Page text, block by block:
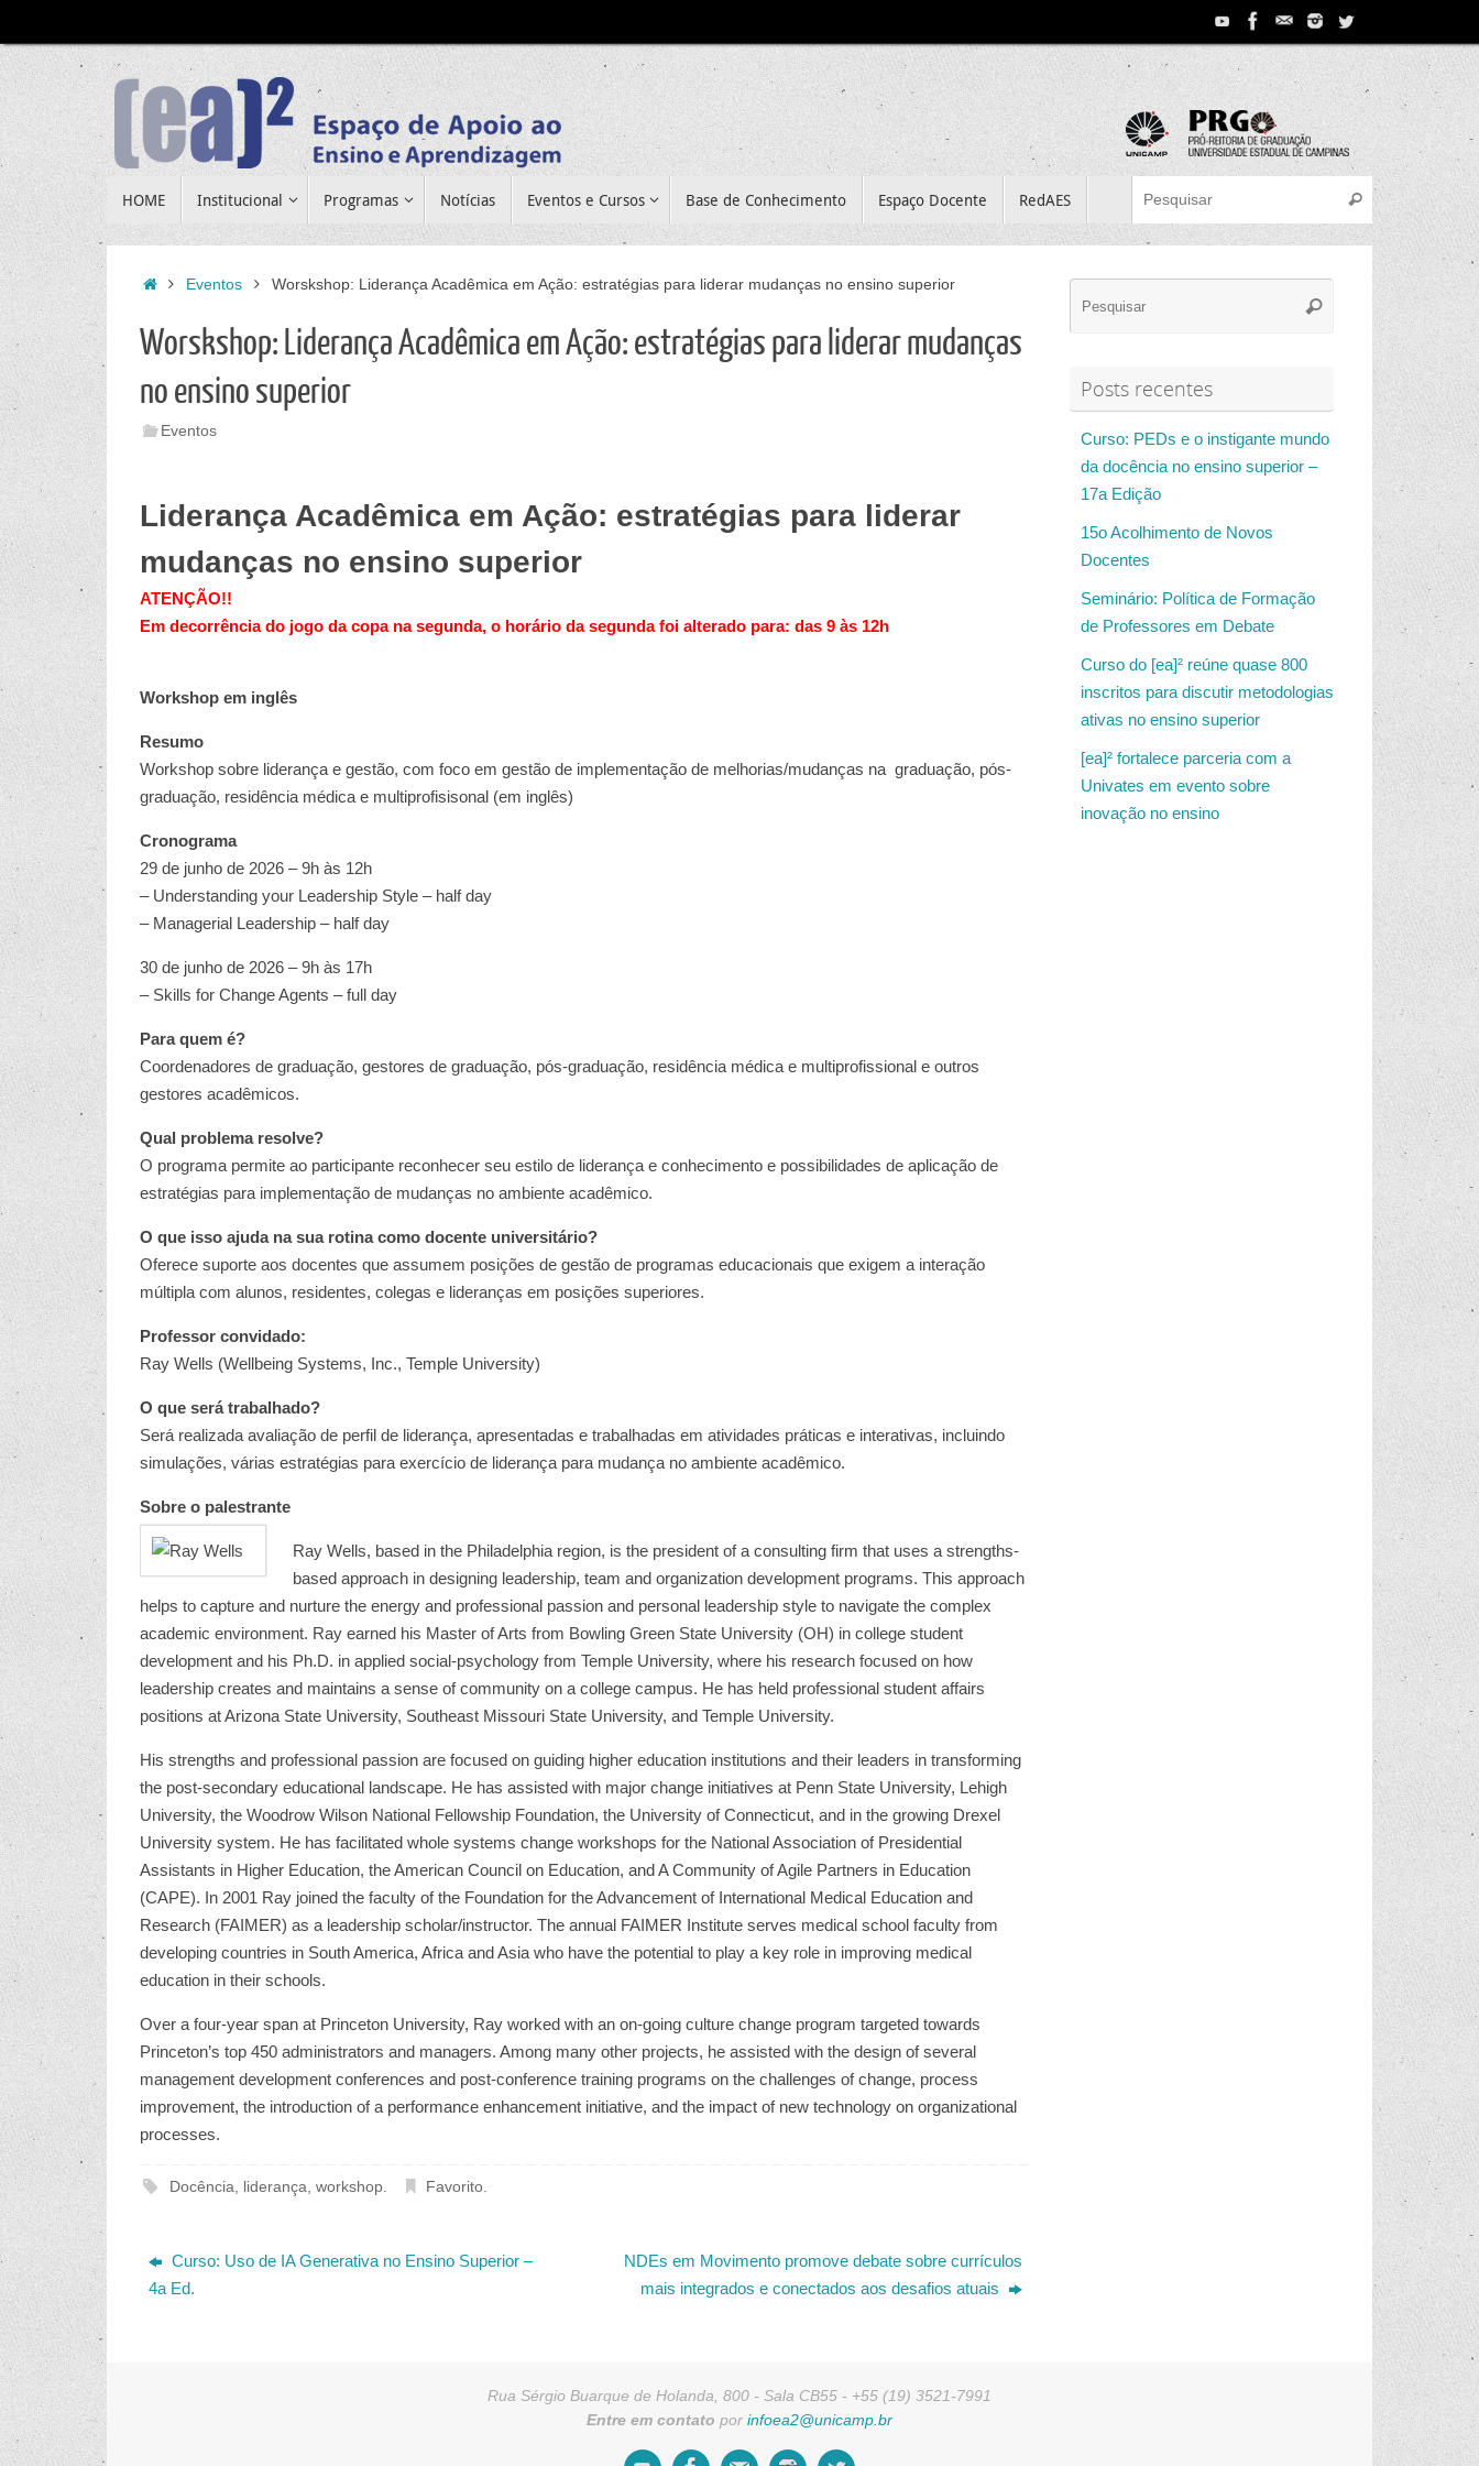
para
conteúdo
para
conteúdo
HOME Institucional Programas Notícias Eventos e Cursos Base de Conhecimento Espaço Docente RedAES
Search for:
Pesquisar
HomeEventos Worskshop: Liderança Acadêmica em Ação: estratégias para liderar mudanças no ensino superior
Worskshop: Liderança Acadêmica em Ação: estratégias para liderar mudanças
no ensino superior
Eventos
Liderança Acadêmica em Ação: estratégias para liderar
mudanças no ensino superior
ATENÇÃO!!
Em decorrência do jogo da copa na segunda, o horário da segunda foi alterado para: das 9 às 12h
Workshop em inglês
Resumo
Workshop sobre liderança e gestão, com foco em gestão de implementação de melhorias/mudanças na graduação, pós-
graduação, residência médica e multiprofisisonal (em inglês)
Cronograma
29 de junho de 2026 – 9h às 12h
– Understanding your Leadership Style – half day
– Managerial Leadership – half day
30 de junho de 2026 – 9h às 17h
– Skills for Change Agents – full day
Para quem é?
Coordenadores de graduação, gestores de graduação, pós-graduação, residência médica e multiprofissional e outros
gestores acadêmicos.
Qual problema resolve?
O programa permite ao participante reconhecer seu estilo de liderança e conhecimento e possibilidades de aplicação de
estratégias para implementação de mudanças no ambiente acadêmico.
O que isso ajuda na sua rotina como docente universitário?
Oferece suporte aos docentes que assumem posições de gestão de programas educacionais que exigem a interação
múltipla com alunos, residentes, colegas e lideranças em posições superiores.
Professor convidado:
Ray Wells (Wellbeing Systems, Inc., Temple University)
O que será trabalhado?
Será realizada avaliação de perfil de liderança, apresentadas e trabalhadas em atividades práticas e interativas, incluindo
simulações, várias estratégias para exercício de liderança para mudança no ambiente acadêmico.
Sobre o palestrante
Ray Wells, based in the Philadelphia region, is the president of a consulting firm that uses a strengths-
based approach in designing leadership, team and organization development programs. This approach
helps to capture and nurture the energy and professional passion and personal leadership style to navigate the complex
academic environment. Ray earned his Master of Arts from Bowling Green State University (OH) in college student
development and his Ph.D. in applied social-psychology from Temple University, where his research focused on how
leadership creates and maintains a sense of community on a college campus. He has held professional student affairs
positions at Arizona State University, Southeast Missouri State University, and Temple University.
His strengths and professional passion are focused on guiding higher education institutions and their leaders in transforming
the post-secondary educational landscape. He has assisted with major change initiatives at Penn State University, Lehigh
University, the Woodrow Wilson National Fellowship Foundation, the University of Connecticut, and in the growing Drexel
University system. He has facilitated whole systems change workshops for the National Association of Presidential
Assistants in Higher Education, the American Council on Education, and A Community of Agile Partners in Education
(CAPE). In 2001 Ray joined the faculty of the Foundation for the Advancement of International Medical Education and
Research (FAIMER) as a leadership scholar/instructor. The annual FAIMER Institute serves medical school faculty from
developing countries in South America, Africa and Asia who have the potential to play a key role in improving medical
education in their schools.
Over a four-year span at Princeton University, Ray worked with an on-going culture change program targeted towards
Princeton’s top 450 administrators and managers. Among many other projects, he assisted with the design of several
management development conferences and post-conference training programs on the challenges of change, process
improvement, the introduction of a performance enhancement initiative, and the impact of new technology on organizational
processes.
Docência liderança ,workshop Favorito
Curso: Uso de IA Generativa no Ensino Superior –
4a Ed.
NDEs em Movimento promove debate sobre currículos
mais integrados e conectados aos desafios atuais
Pesquisar
Posts recentes
Curso: PEDs e o instigante mundo
da docência no ensino superior –
17a Edição
15o Acolhimento de Novos
Docentes
Seminário: Política de Formação
de Professores em Debate
Curso do [ea]² reúne quase 800
inscritos para discutir metodologias
ativas no ensino superior
[ea]² fortalece parceria com a
Univates em evento sobre
inovação no ensino
Rua Sérgio Buarque de Holanda, 800 - Sala CB55 - +55 (19) 3521-7991
Entre em contato por infoea2@unicamp.br